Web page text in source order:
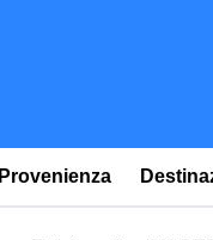
Provenienza